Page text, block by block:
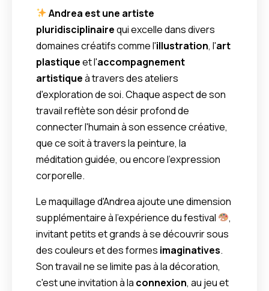
Andrea est une artiste
pluridisciplinairequi excelle dans divers
domaines créatifs comme l'illustration, l'art
plastiqueet l'accompagnement
artistiqueà travers des ateliers
d'exploration de soi. Chaque aspect de son
travail reflète son désir profond de
connecter l'humain à son essence créative,
que ce soit à travers la peinture, la
méditation guidée, ou encore l’expression
corporelle.
Le maquillage d'Andrea ajoute une dimension
supplémentaire à l’expérience du festival
,
invitant petits et grands à se découvrir sous
des couleurs et des formes imaginatives.
Son travail ne se limite pas à la décoration,
c'est une invitation à la connexion, au jeu et